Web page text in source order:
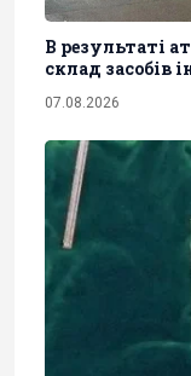
В результаті
склад засобів
07.08.2026